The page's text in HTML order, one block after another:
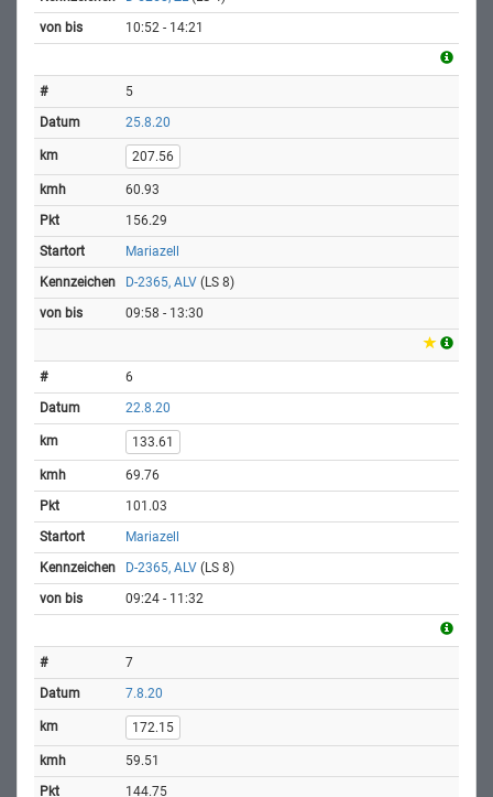
10:52 - 14:21
5
25.8.20
207.56
60.93
156.29
Mariazell
D-2365, ALV (LS 8)
09:58 - 13:30
6
22.8.20
133.61
69.76
101.03
Mariazell
D-2365, ALV (LS 8)
09:24 - 11:32
7
7.8.20
172.15
59.51
144.75